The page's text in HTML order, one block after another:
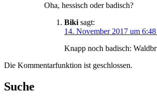
Oha, hessisch oder badisch?
Biki sagt:
14. November 2017 um
Knapp noch badisch:
Die Kommentarfunktion ist geschlossen.
Suche